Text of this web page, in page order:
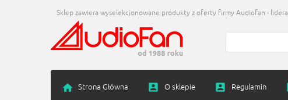
Strona Główna O sklepie Regulamin
Sklep zawiera wyselekcjonowane produkty z oferty firmy Audiofan -